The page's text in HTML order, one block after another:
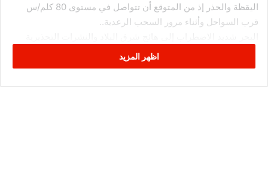
اليقظة والحذر إذ من المتوقع أن تتواصل في مستوى 80 كلم/س
قرب السواحل وأثناء مرور السحب الرعدية..
بالنسبة للملاحة والصيد البحري تتواصل سارية المفعول..”
باختصار طقس بمواصفات شتوية خالصة..
اظهر المزيد